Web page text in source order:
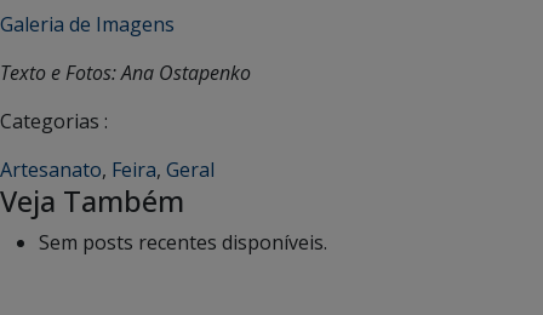
Galeria de Imagens
Texto e Fotos: Ana Ostapenko
Categorias :
Artesanato, Feira, Geral
Veja Também
Sem posts recentes disponíveis.